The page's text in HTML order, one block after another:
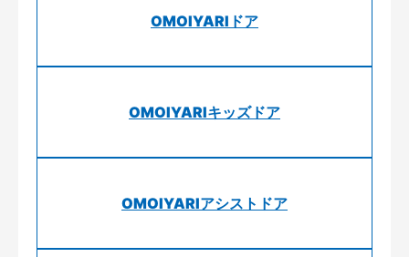
OMOIYARIドア
OMOIYARIキッズドア
OMOIYARIアシストドア